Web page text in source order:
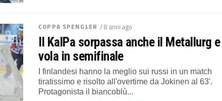
COPPA SPENGLER / 8 anni ago
Il KalPa sorpassa anche il Metallurg e
vola in semifinale
I finlandesi hanno la meglio sui russi in un match
tiratissimo e risolto all'overtime da Jokinen al 63'.
Protagonista il biancoblù...